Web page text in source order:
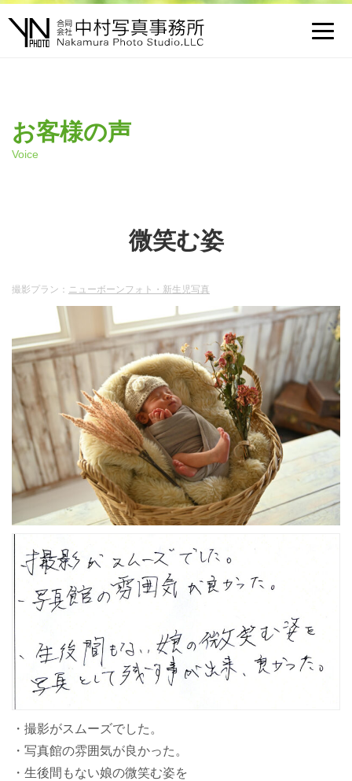
お客様の声
Voice
微笑む姿
撮影プラン： ニューボーンフォト・新生児写真
・撮影がスムーズでした。
・写真館の雰囲気が良かった。
・生後間もない娘の微笑む姿を